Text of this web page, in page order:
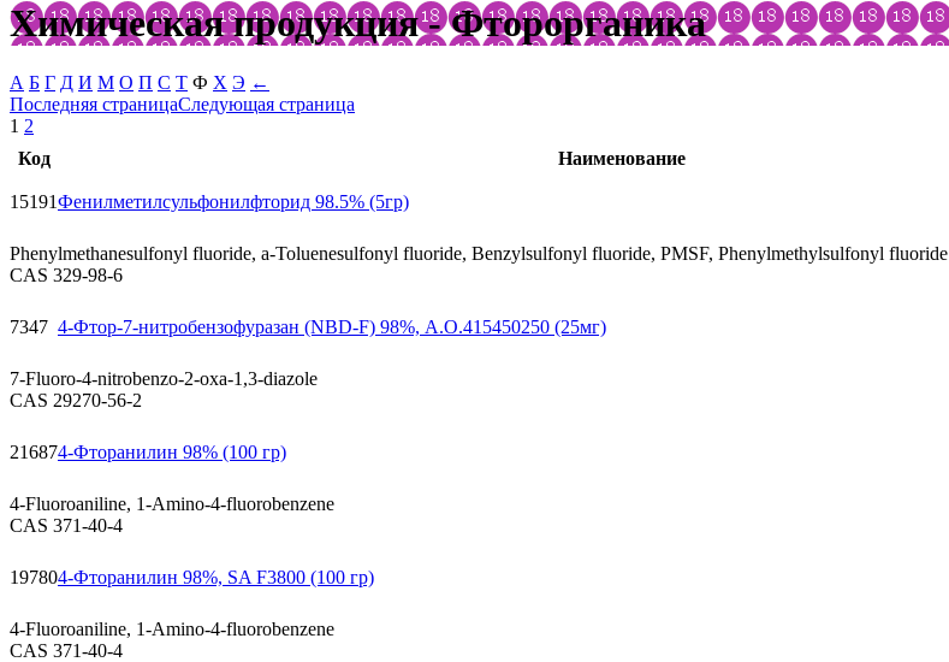
Химическая продукция - Фторорганика
А Б Г Д И М О П С Т Ф Х Э ←
Последняя страницаСледующая страница
1 2
Код
Наименование
15191Фенилметилсульфонилфторид 98.5% (5гр)
Phenylmethanesulfonyl fluoride, a-Toluenesulfonyl fluoride, Benzylsulfonyl fluoride, PMSF, Phenylmethylsulfonyl fluoride
CAS 329-98-6
7347 4-Фтор-7-нитробензофуразан (NBD-F) 98%, А.О.415450250 (25мг)
7-Fluoro-4-nitrobenzo-2-oxa-1,3-diazole
CAS 29270-56-2
216874-Фторанилин 98% (100 гр)
4-Fluoroaniline, 1-Amino-4-fluorobenzene
CAS 371-40-4
197804-Фторанилин 98%, SA F3800 (100 гр)
4-Fluoroaniline, 1-Amino-4-fluorobenzene
CAS 371-40-4